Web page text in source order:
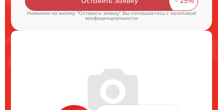
Нажимая на кнопку "Оставить заявку" Вы соглашаетесь cполитикой
конфиденциальности